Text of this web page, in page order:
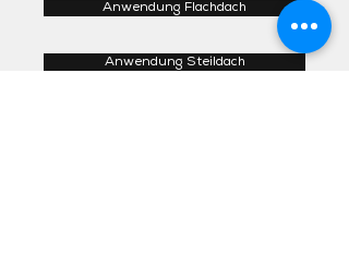
Anwendung Flachdach
Anwendung Steildach